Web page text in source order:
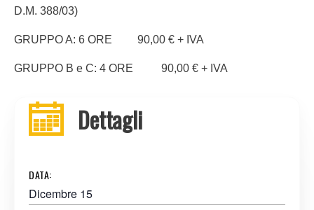
D.M. 388/03)
GRUPPO A: 6 ORE 90,00 € + IVA
GRUPPO B e C: 4 ORE 90,00 € + IVA
Dettagli
DATA:
Dicembre 15